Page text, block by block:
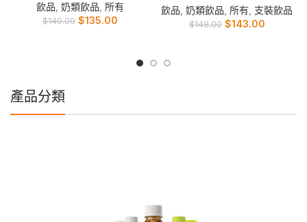
飲品 奶類飲品 所有
$140.00 $135.00
飲品 奶類飲品 所有 支裝飲品
$148.00 $143.00
產品分類